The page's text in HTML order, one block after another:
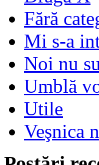
Fără
Mi s-a
Noi nu
Umblă
Utile
Veşnica